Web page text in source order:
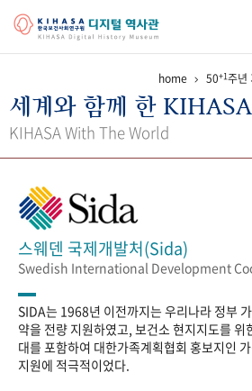
걸어온 길 기관 변천사 역대 기관장
정책과 연구 키워드로 보는 연구 역사
간행물 변천사
기록물 아카이브
사진 아카이브 문서 기록물 행정박
home 50+1주년
세계와 함께 한 KIHASA
KIHASA With The World
스웨덴 국제개발처(Sida)
Swedish International Development
SIDA는 1968년 이전까지는 우리나라 정부
약을 전량 지원하였고, 보건소 현지지도를
대를 포함하여 대한가족계획협회 홍보지인
지원에 적극적이었다.